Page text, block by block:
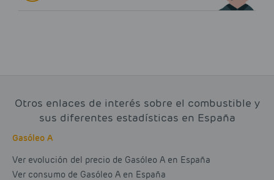
Otros enlaces de interés sobre el combustible y
sus diferentes estadísticas en España
Gasóleo A
Ver evolución del precio de Gasóleo A en España
Ver consumo de Gasóleo A en España